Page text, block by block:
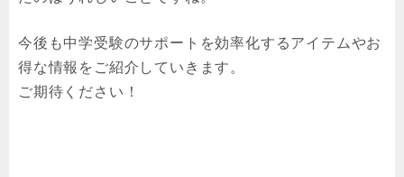
今後も中学受験のサポートを効率化するアイテムやお
得な情報をご紹介していきます。
ご期待ください！